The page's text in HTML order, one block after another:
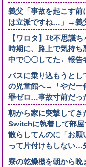
義父「事故を起こす前
は立派ですね…」→義
【ワロタ】ｴｾ不思議
時期に、路上で気持ち
中で〇〇してた←報告
バスに乗り込もうとし
の児童館へ→「やだー
罪ゼロ…事故寸前だっ
朝から家に突撃してき
Switchに執着して部屋
散らしてんのに「お願
って片付けもしない…
寮の乾燥機を朝から晩